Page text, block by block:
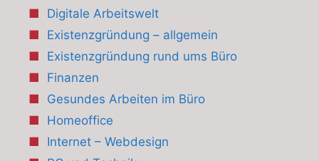
Digitale Arbeitswelt
Existenzgründung – allgemein
Existenzgründung rund ums Büro
Finanzen
Gesundes Arbeiten im Büro
Homeoffice
Internet – Webdesign